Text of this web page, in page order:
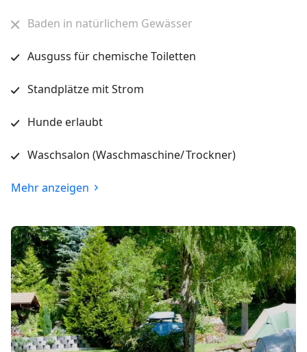
Baden in natürlichem Gewässer
Ausguss für chemische Toiletten
Standplätze mit Strom
Hunde erlaubt
Waschsalon (Waschmaschine/ Trockner)
Mehr anzeigen